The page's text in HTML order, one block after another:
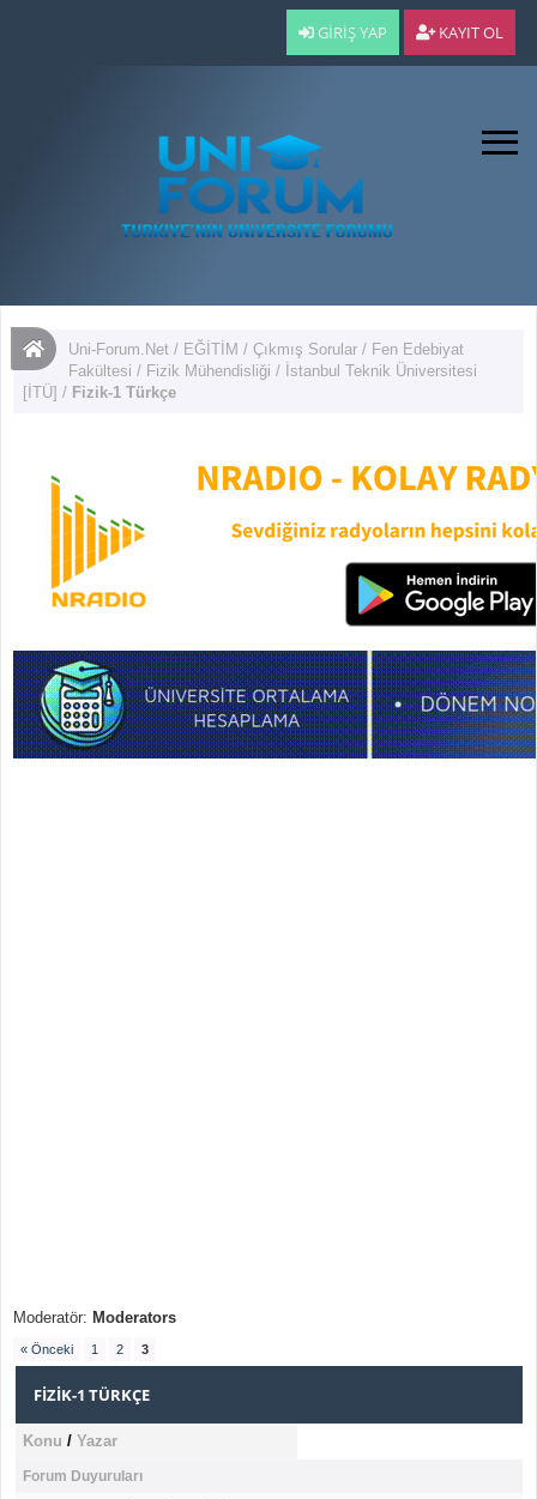
GIRIŞ YAP KAYIT OL
Uni-Forum.Net / EĞİTİM /Çıkmış Sorular / Fen Edebiyat
Fakültesi / Fizik Mühendisliği / İstanbul Teknik Üniversitesi
[İTÜ] / Fizik-1 Türkçe
Moderatör: Moderators
« Önceki 1 2 3
FIZIK-1 TÜRKÇE
Konu / Yazar
Forum Duyuruları